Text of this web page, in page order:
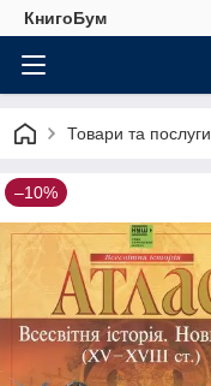
КнигоБум
Товари та послуги
–10%